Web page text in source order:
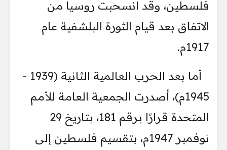
فلسطين، وقد انسحبت روسيا من
الاتفاق بعد قيام الثورة البلشفية عام
1917م.
أما بعد الحرب العالمية الثانية (1939 -
1945م)، أصدرت الجمعية العامة للأمم
المتحدة قرارًا برقم 181، بتاريخ 29
نوفمبر 1947م، بتقسيم فلسطين إلى